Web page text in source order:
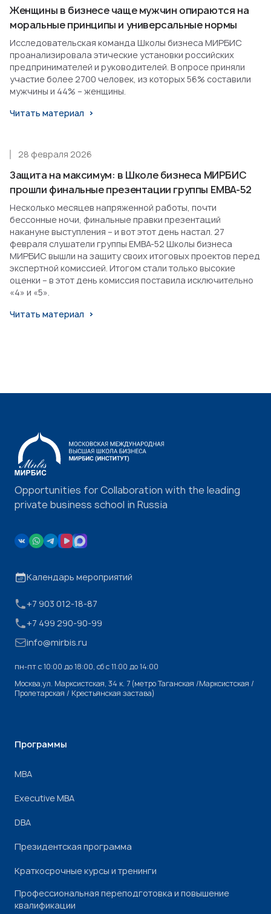
Женщины в бизнесе чаще мужчин опираются на
моральные принципы и универсальные нормы
Исследовательская команда Школы бизнеса МИРБИС
проанализировала этические установки российских
предпринимателей и руководителей. В опросе приняли
участие более 2700 человек, из которых 56% составили
мужчины и 44% – женщины.
Читать материал
Защита на максимум: в Школе бизнеса МИРБИС
прошли финальные презентации группы EMBA-52
28 февраля 2026
Несколько месяцев напряженной работы, почти
бессонные ночи, финальные правки презентаций
накануне выступления – и вот этот день настал. 27
февраля слушатели группы EMBA-52 Школы бизнеса
МИРБИС вышли на защиту своих итоговых проектов перед
экспертной комиссией. Итогом стали только высокие
оценки – в этот день комиссия поставила исключительно
«4» и «5».
Читать материал
Opportunities for Collaboration with the leading
private business school in Russia
Календарь мероприятий
+7 903 012-18-87
+7 499 290-90-99
info@mirbis.ru
пн-пт с 10:00 до 18:00, cб с 11:00 до 14:00
Москва,ул. Марксистская, 34 к. 7 (метро Таганская /Марксистская /
Пролетарская / Крестьянская застава)
Программы
МВА
Executive MBA
DBA
Президентская программа
Краткосрочные курсы и тренинги
Профессиональная переподготовка и повышение
квалификации